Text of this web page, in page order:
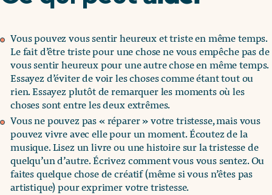
Vous pouvez vous sentir heureux et triste en même temps.
Le fait d’être triste pour une chose ne vous empêche pas de
vous sentir heureux pour une autre chose en même temps.
Essayez d’éviter de voir les choses comme étant tout ou
rien. Essayez plutôt de remarquer les moments où les
choses sont entre les deux extrêmes.
Vous ne pouvez pas « réparer » votre tristesse, mais vous
pouvez vivre avec elle pour un moment. Écoutez de la
musique. Lisez un livre ou une histoire sur la tristesse de
quelqu’un d’autre. Écrivez comment vous vous sentez. Ou
faites quelque chose de créatif (même si vous n’êtes pas
artistique) pour exprimer votre tristesse.